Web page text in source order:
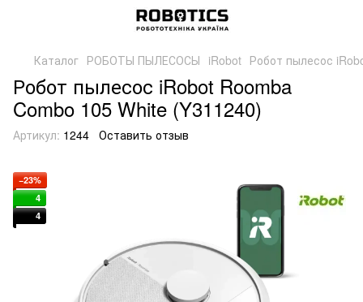
Каталог РОБОТЫ ПЫЛЕСОСЫ iRobot Робот пылесос
Робот пылесос iRobot Roomba
Combo 105 White (Y311240)
Артикул: 1244 Оставить отзыв
−23%
4
4